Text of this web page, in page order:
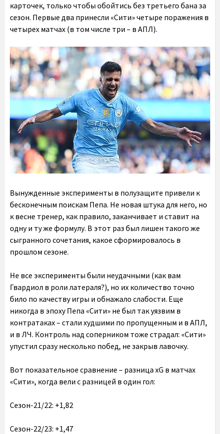
карточек, только чтобы обойтись без третьего бана за
сезон. Первые два принесли «Сити» четыре поражения в
четырех матчах (в том числе три – в АПЛ).
Вынужденные эксперименты в полузащите привели к
бесконечным поискам Пепа. Не новая штука для него, но
к весне тренер, как правило, заканчивает и ставит на
одну и ту же формулу. В этот раз был лишен такого же
сыгранного сочетания, какое сформировалось в
прошлом сезоне.
Не все эксперименты были неудачными (как вам
Гвардиол в роли латераля?), но их количество точно
било по качеству игры и обнажало слабости. Еще
никогда в эпоху Пепа «Сити» не был так уязвим в
контратаках – стали худшими по пропущенным и в АПЛ,
и в ЛЧ. Контроль над соперником тоже страдал: «Сити»
упустил сразу несколько побед, не закрыв лавочку.
Вот показательное сравнение – разница xG в матчах
«Сити», когда вели с разницей в один гол:
Сезон-21/22: +1,82
Сезон-22/23: +1,47